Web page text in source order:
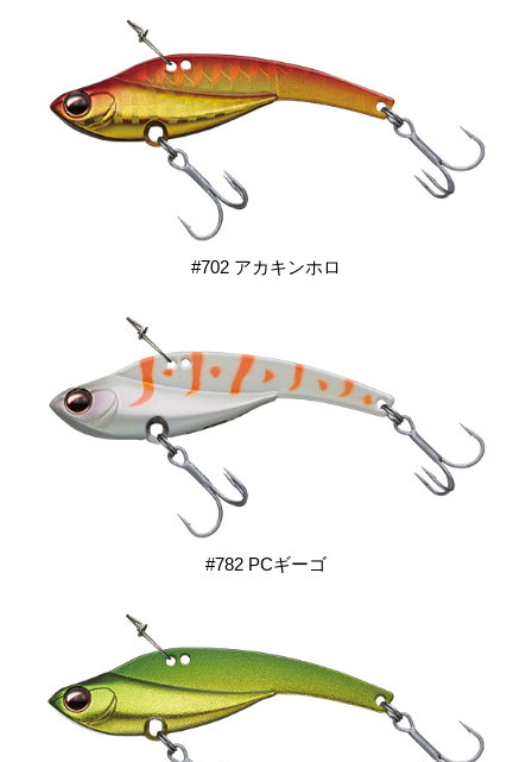
#702 アカキンホロ
#782 PCギーゴ